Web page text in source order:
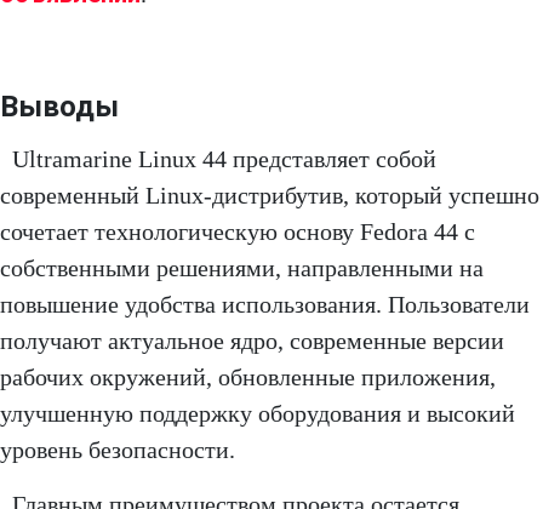
Выводы
Ultramarine Linux 44 представляет собой
современный Linux-дистрибутив, который успешно
сочетает технологическую основу Fedora 44 с
собственными решениями, направленными на
повышение удобства использования. Пользователи
получают актуальное ядро, современные версии
рабочих окружений, обновленные приложения,
улучшенную поддержку оборудования и высокий
уровень безопасности.